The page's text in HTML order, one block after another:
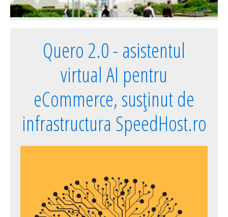
Quero 2.0 - asistentul
virtual AI pentru
eCommerce, susținut de
infrastructura SpeedHost.ro